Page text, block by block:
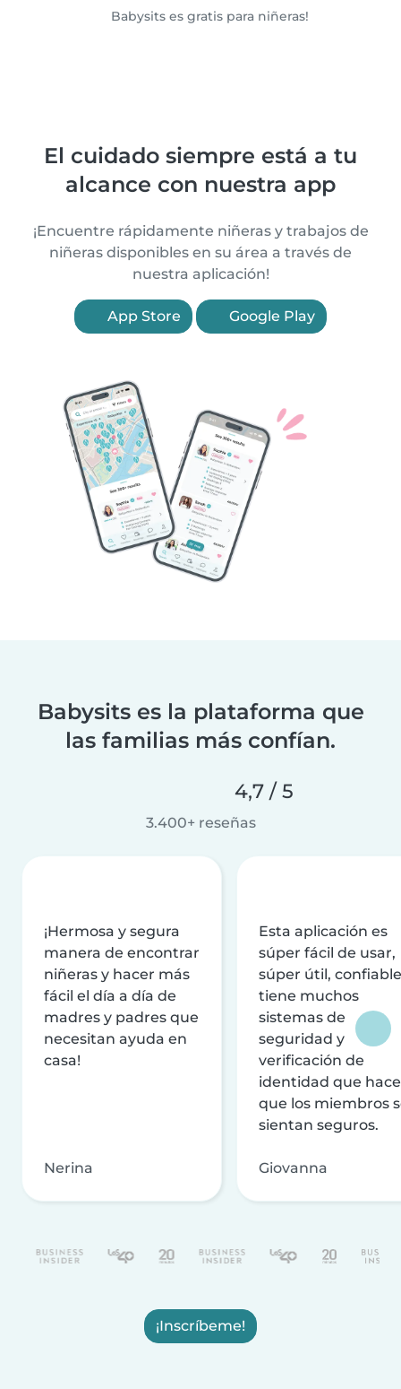
Babysits es gratis para niñeras!
El cuidado siempre está a tu
alcance con nuestra app
¡Encuentre rápidamente niñeras y trabajos de
niñeras disponibles en su área a través de
nuestra aplicación!
App Store Google Play
Babysits es la plataforma que
las familias más confían.
4,7 / 5
3.400+ reseñas
¡Hermosa y segura
manera de encontrar
niñeras y hacer más
fácil el día a día de
madres y padres que
necesitan ayuda en
casa!
Nerina
Esta aplicación es
súper fácil de usar,
súper útil,
tiene muchos
sistemas de
seguridad y
verificación de
identidad que
que los miembros
sientan seguros.
Giovanna
¡Inscríbeme!